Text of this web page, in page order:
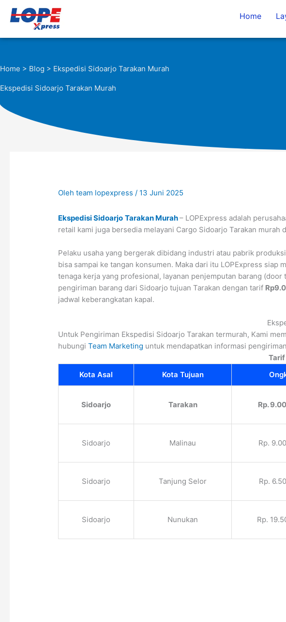
Home
Home > Blog > Ekspedisi Sidoarjo Tarakan Murah
Ekspedisi Sidoarjo Tarakan Murah
Olehteam lopexpress / 13 Juni 2025
Ekspedisi Sidoarjo Tarakan Murah– LOPExpress adalah
retail kami juga bersedia melayani Cargo Sidoarjo Tarakan murah
Pelaku usaha yang bergerak dibidang industri atau pabrik
bisa sampai ke tangan konsumen. Maka dari itu LOPExpress
tenaga kerja yang profesional, layanan penjemputan barang
pengiriman barang dari Sidoarjo tujuan Tarakan dengan tarif
jadwal keberangkatan kapal.
Untuk Pengiriman Ekspedisi Sidoarjo Tarakan termurah, Kami
hubungiTeam Marketing untuk mendapatkan informasi
Kota Asal
Kota Tujuan
Sidoarjo Tarakan Rp.
Sidoarjo Malinau Rp.
Sidoarjo Tanjung Selor Rp.
Sidoarjo Nunukan Rp.